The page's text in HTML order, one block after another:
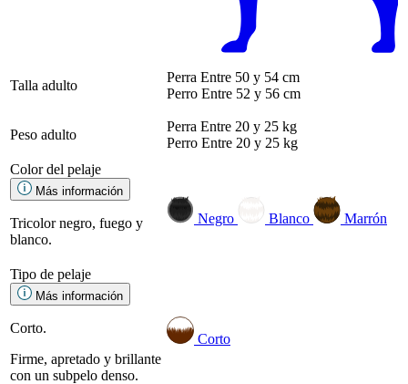
Talla adulto
Perra Entre 50 y 54 cm
Perro Entre 52 y 56 cm
Peso adulto
Perra Entre 20 y 25 kg
Perro Entre 20 y 25 kg
Color del pelaje
Más información
Tricolor negro, fuego y
blanco.
Negro Blanco Marrón
Tipo de pelaje
Más información
Corto.
Firme, apretado y brillante
con un subpelo denso.
Corto